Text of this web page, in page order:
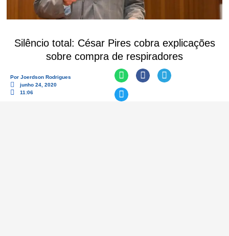
Silêncio total: César Pires cobra explicações
sobre compra de respiradores
Por Joerdson Rodrigues
junho 24, 2020
11:06